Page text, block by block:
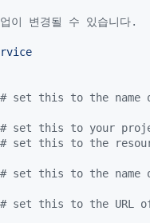
이 변경될 수 있습니다.
# set this to the name
# set this to your
# set this to the
# set this to the name
# set this to the URL